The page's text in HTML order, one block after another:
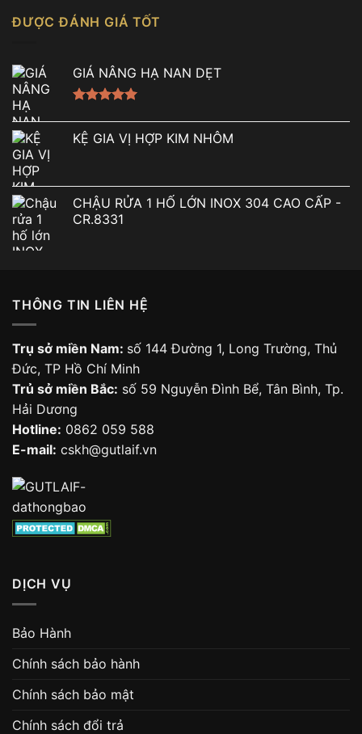
ĐƯỢC ĐÁNH GIÁ TỐT
GIÁ NÂNG HẠ NAN DẸT
hạng5.00
5 sao
KỆ GIA VỊ HỢP KIM NHÔM
CHẬU RỬA 1 HỐ LỚN INOX 304 CAO CẤP -
CR.8331
THÔNG TIN LIÊN HỆ
Trụ sở miền Nam: số 144 Đường 1, Long Trường, Thủ
Đức, TP Hồ Chí Minh
Trủ sở miền Bắc: số 59 Nguyễn Đình Bể, Tân Bình, Tp.
Hải Dương
Hotline: 0862 059 588
E-mail: cskh@gutlaif.vn
DỊCH VỤ
Bảo Hành
Chính sách bảo hành
Chính sách bảo mật
Chính sách đổi trả